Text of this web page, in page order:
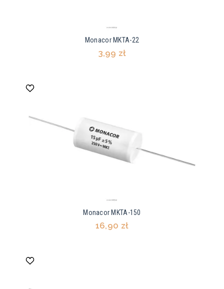
Monacor MKTA-22
3,99 zł
Monacor MKTA-150
16,90 zł